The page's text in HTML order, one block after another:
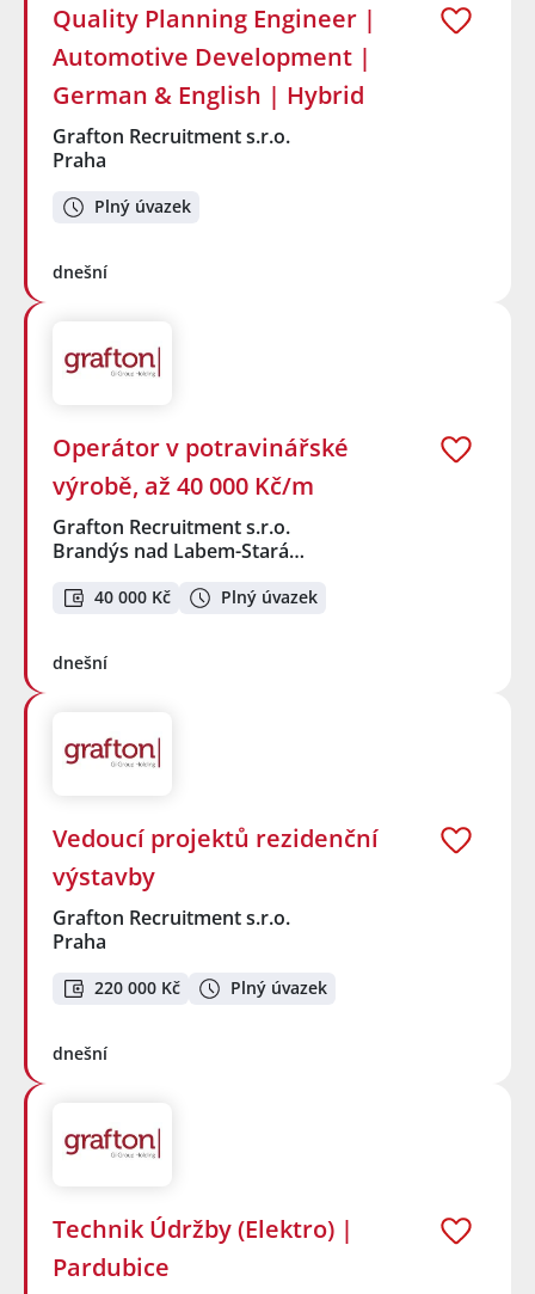
Quality Planning Engineer |
Automotive Development |
German & English | Hybrid
Grafton Recruitment s.r.o.
Praha
Plný úvazek
dnešní
Operátor v potravinářské
výrobě, až 40 000 Kč/m
Grafton Recruitment s.r.o.
Brandýs nad Labem-Stará…
40 000 Kč Plný úvazek
dnešní
Vedoucí projektů rezidenční
výstavby
Grafton Recruitment s.r.o.
Praha
220 000 Kč Plný úvazek
dnešní
Technik Údržby (Elektro) |
Pardubice